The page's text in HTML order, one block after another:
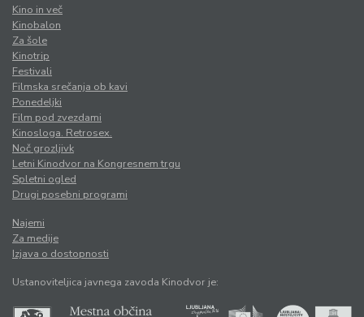
Kino in več
Kinobalon
Za šole
Kinotrip
Festivali
Filmska srečanja ob kavi
Ponedeljki
Film pod zvezdami
Kinosloga. Retrosex.
Noč grozljivk
Letni Kinodvor na Kongresnem trgu
Spletni ogled
Drugi posebni programi
Najemi
Za medije
Izjava o dostopnosti
Ustanoviteljica javnega zavoda Kinodvor je: